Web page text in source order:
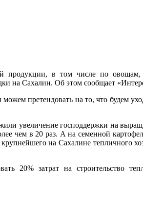
продукции, в том числе по овощам,
на Сахалин. Об этом сообщает
претендовать на то, что будем
увеличение господдержки на
чем в 20 раз. А на семенной
на Сахалине тепличного
20% затрат на строительство